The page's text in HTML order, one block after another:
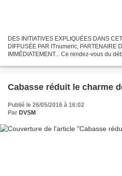
DES INITIATIVES EXPLIQUÉES DANS
DIFFUSÉE PAR ITnumeric, PARTENAIRE
IMMÉDIATEMENT... Ce rendez-vous du
Hubert,...
Cabasse réduit le charme
Publié le 26/05/2016 à 16:02
Par DVSM